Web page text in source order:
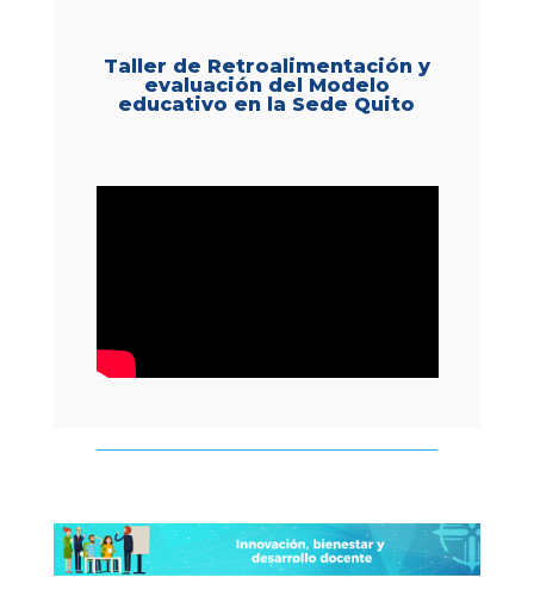
Taller de Retroalimentación y
evaluación del Modelo
educativo en la Sede Quito